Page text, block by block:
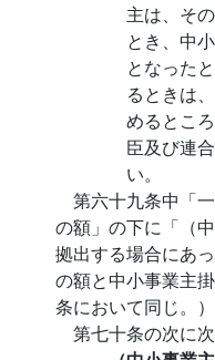
主は、そ
とき、中
となった
るときは
めるとこ
臣及び連
い。
第六十九条中「
の額」の下に「（
拠出する場合にあ
の額と中小事業主
条において同じ。）
第七十条の次に